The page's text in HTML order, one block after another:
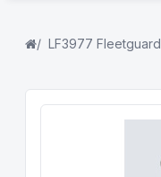
LF3977 Fleetguard